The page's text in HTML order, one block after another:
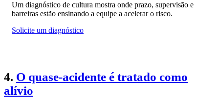
Um diagnóstico de cultura mostra onde prazo, supervisão e
barreiras estão ensinando a equipe a acelerar o risco.
Solicite um diagnóstico
4. O quase-acidente é tratado como
alívio